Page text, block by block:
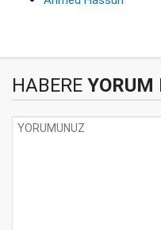
HABERE YORUM